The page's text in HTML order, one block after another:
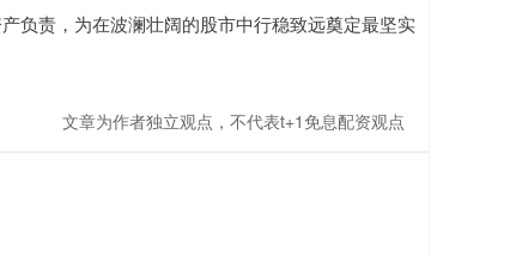
负责，为在波澜壮阔的股市中行稳致远奠定最坚实
文章为作者独立观点，不代表t+1免息配资观点